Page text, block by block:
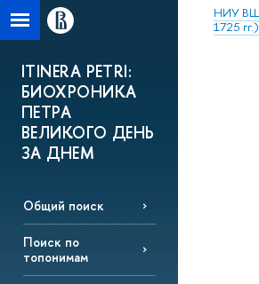
НИУ
1725 гг.)
ITINERA PETRI:
БИОХРОНИКА
ПЕТРА
ВЕЛИКОГО ДЕНЬ
ЗА ДНЕМ
Общий поиск
Поиск по
топонимам